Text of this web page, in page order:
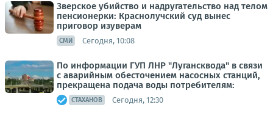
Зверское убийство и надругательство над телом
пенсионерки: Краснолучский суд вынес
приговор изуверам
СМИ Сегодня, 10:08
По информации ГУП ЛНР "Лугансквода" в связи
с аварийным обесточением насосных станций,
прекращена подача воды потребителям:
СТАХАНОВ Сегодня, 12:30